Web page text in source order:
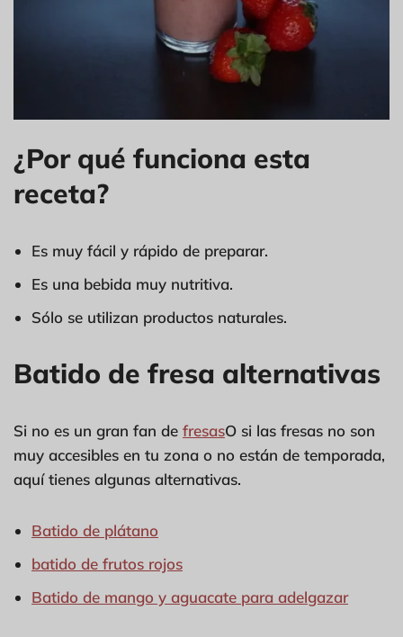
¿Por qué funciona esta
receta?
Es muy fácil y rápido de preparar.
Es una bebida muy nutritiva.
Sólo se utilizan productos naturales.
Batido de fresa alternativas
Si no es un gran fan de fresasO si las fresas no son
muy accesibles en tu zona o no están de temporada,
aquí tienes algunas alternativas.
Batido de plátano
batido de frutos rojos
Batido de mango y aguacate para adelgazar